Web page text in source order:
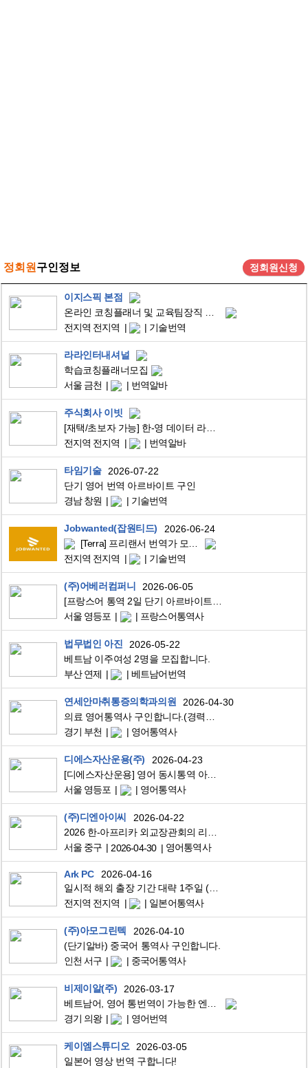
정회원 구인정보 정회원신청
이지스픽 본점
전지역 전지역
기술번역
라라인터내셔널
학습코칭플래너모집
서울 금천
번역알바
주식회사 이빗
[재택/초보자 가능] 한-영 데이터 라벨링 알바_시급 2.5만원
전지역 전지역
번역알바
타임기술
2026-07-22
단기 영어 번역 아르바이트 구인
경남 창원
기술번역
Jobwanted(잡원티드)
2026-06-24
[Terra] 프리랜서 번역가 모집 ( 영한 )
전지역 전지역
기술번역
(주)어베러컴퍼니
2026-06-05
서울 영등포
프랑스어통역사
법무법인 아진
2026-05-22
베트남 이주여성 2명을 모집합니다.
부산 연제
베트남어번역
연세안마취통증의학과의원
2026-04-30
경기 부천
영어통역사
디에스자산운용(주)
2026-04-23
[디에스자산운용] 영어 동시통역 아르바이트 채용
서울 영등포
영어통역사
(주)디엔아이씨
2026-04-22
서울 중구
2026-04-30 영어통역사
Ark PC
2026-04-16
일시적 해외 출장 기간 대략 1주일 (1~2일 자유) 수행통역사 구합니다.
전지역 전지역
일본어통역사
(주)아모그린텍
2026-04-10
(단기알바) 중국어 통역사 구인합니다.
인천 서구
중국어통역사
비제이알(주)
2026-03-17
경기 의왕
영어번역
케이엠스튜디오
2026-03-05
일본어 영상 번역 구합니다!